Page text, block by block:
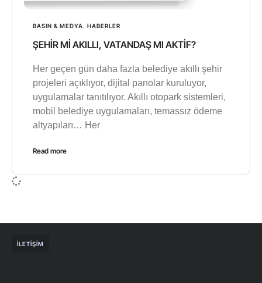
BASIN & MEDYA HABERLER
ŞEHİR Mİ AKILLI, VATANDAŞ MI AKTİF?
Her geçen gün daha fazla belediye akıllı şehir
projeleri açıklıyor, dijital panolar kuruluyor,
uygulamalar tanıtılıyor. Akıllı otopark sistemleri,
mobil belediye uygulamaları, temassız ödeme
altyapıları… Her
Read more
İLETIŞIM